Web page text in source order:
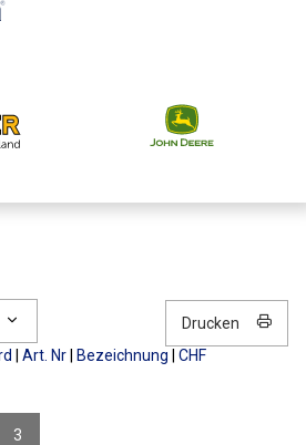
Drucken
Art. Nr Bezeichnung
CHF
3